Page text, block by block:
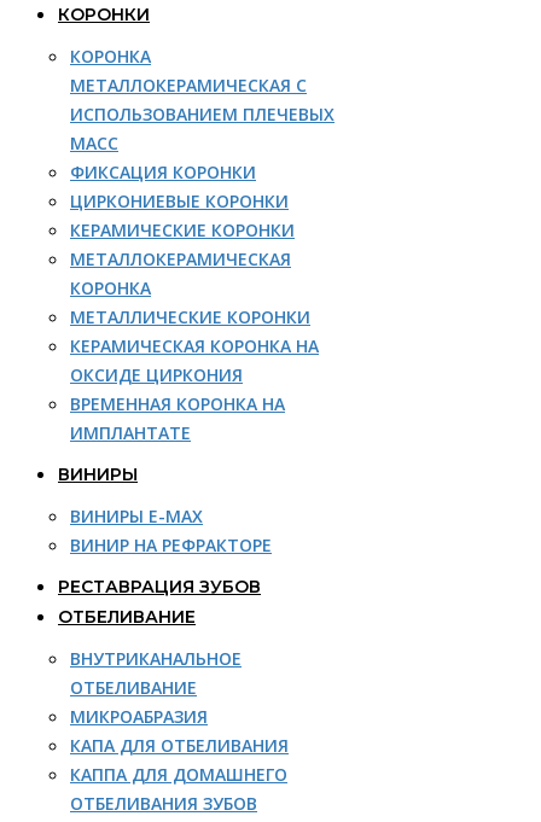
КОРОНКИ
КОРОНКА
МЕТАЛЛОКЕРАМИЧЕСКАЯ С
ИСПОЛЬЗОВАНИЕМ ПЛЕЧЕВЫХ
МАСС
ФИКСАЦИЯ КОРОНКИ
ЦИРКОНИЕВЫЕ КОРОНКИ
КЕРАМИЧЕСКИЕ КОРОНКИ
МЕТАЛЛОКЕРАМИЧЕСКАЯ
КОРОНКА
МЕТАЛЛИЧЕСКИЕ КОРОНКИ
КЕРАМИЧЕСКАЯ КОРОНКА НА
ОКСИДЕ ЦИРКОНИЯ
ВРЕМЕННАЯ КОРОНКА НА
ИМПЛАНТАТЕ
ВИНИРЫ
ВИНИРЫ E-MAX
ВИНИР НА РЕФРАКТОРЕ
РЕСТАВРАЦИЯ ЗУБОВ
ОТБЕЛИВАНИЕ
ВНУТРИКАНАЛЬНОЕ
ОТБЕЛИВАНИЕ
МИКРОАБРАЗИЯ
КАПА ДЛЯ ОТБЕЛИВАНИЯ
КАППА ДЛЯ ДОМАШНЕГО
ОТБЕЛИВАНИЯ ЗУБОВ